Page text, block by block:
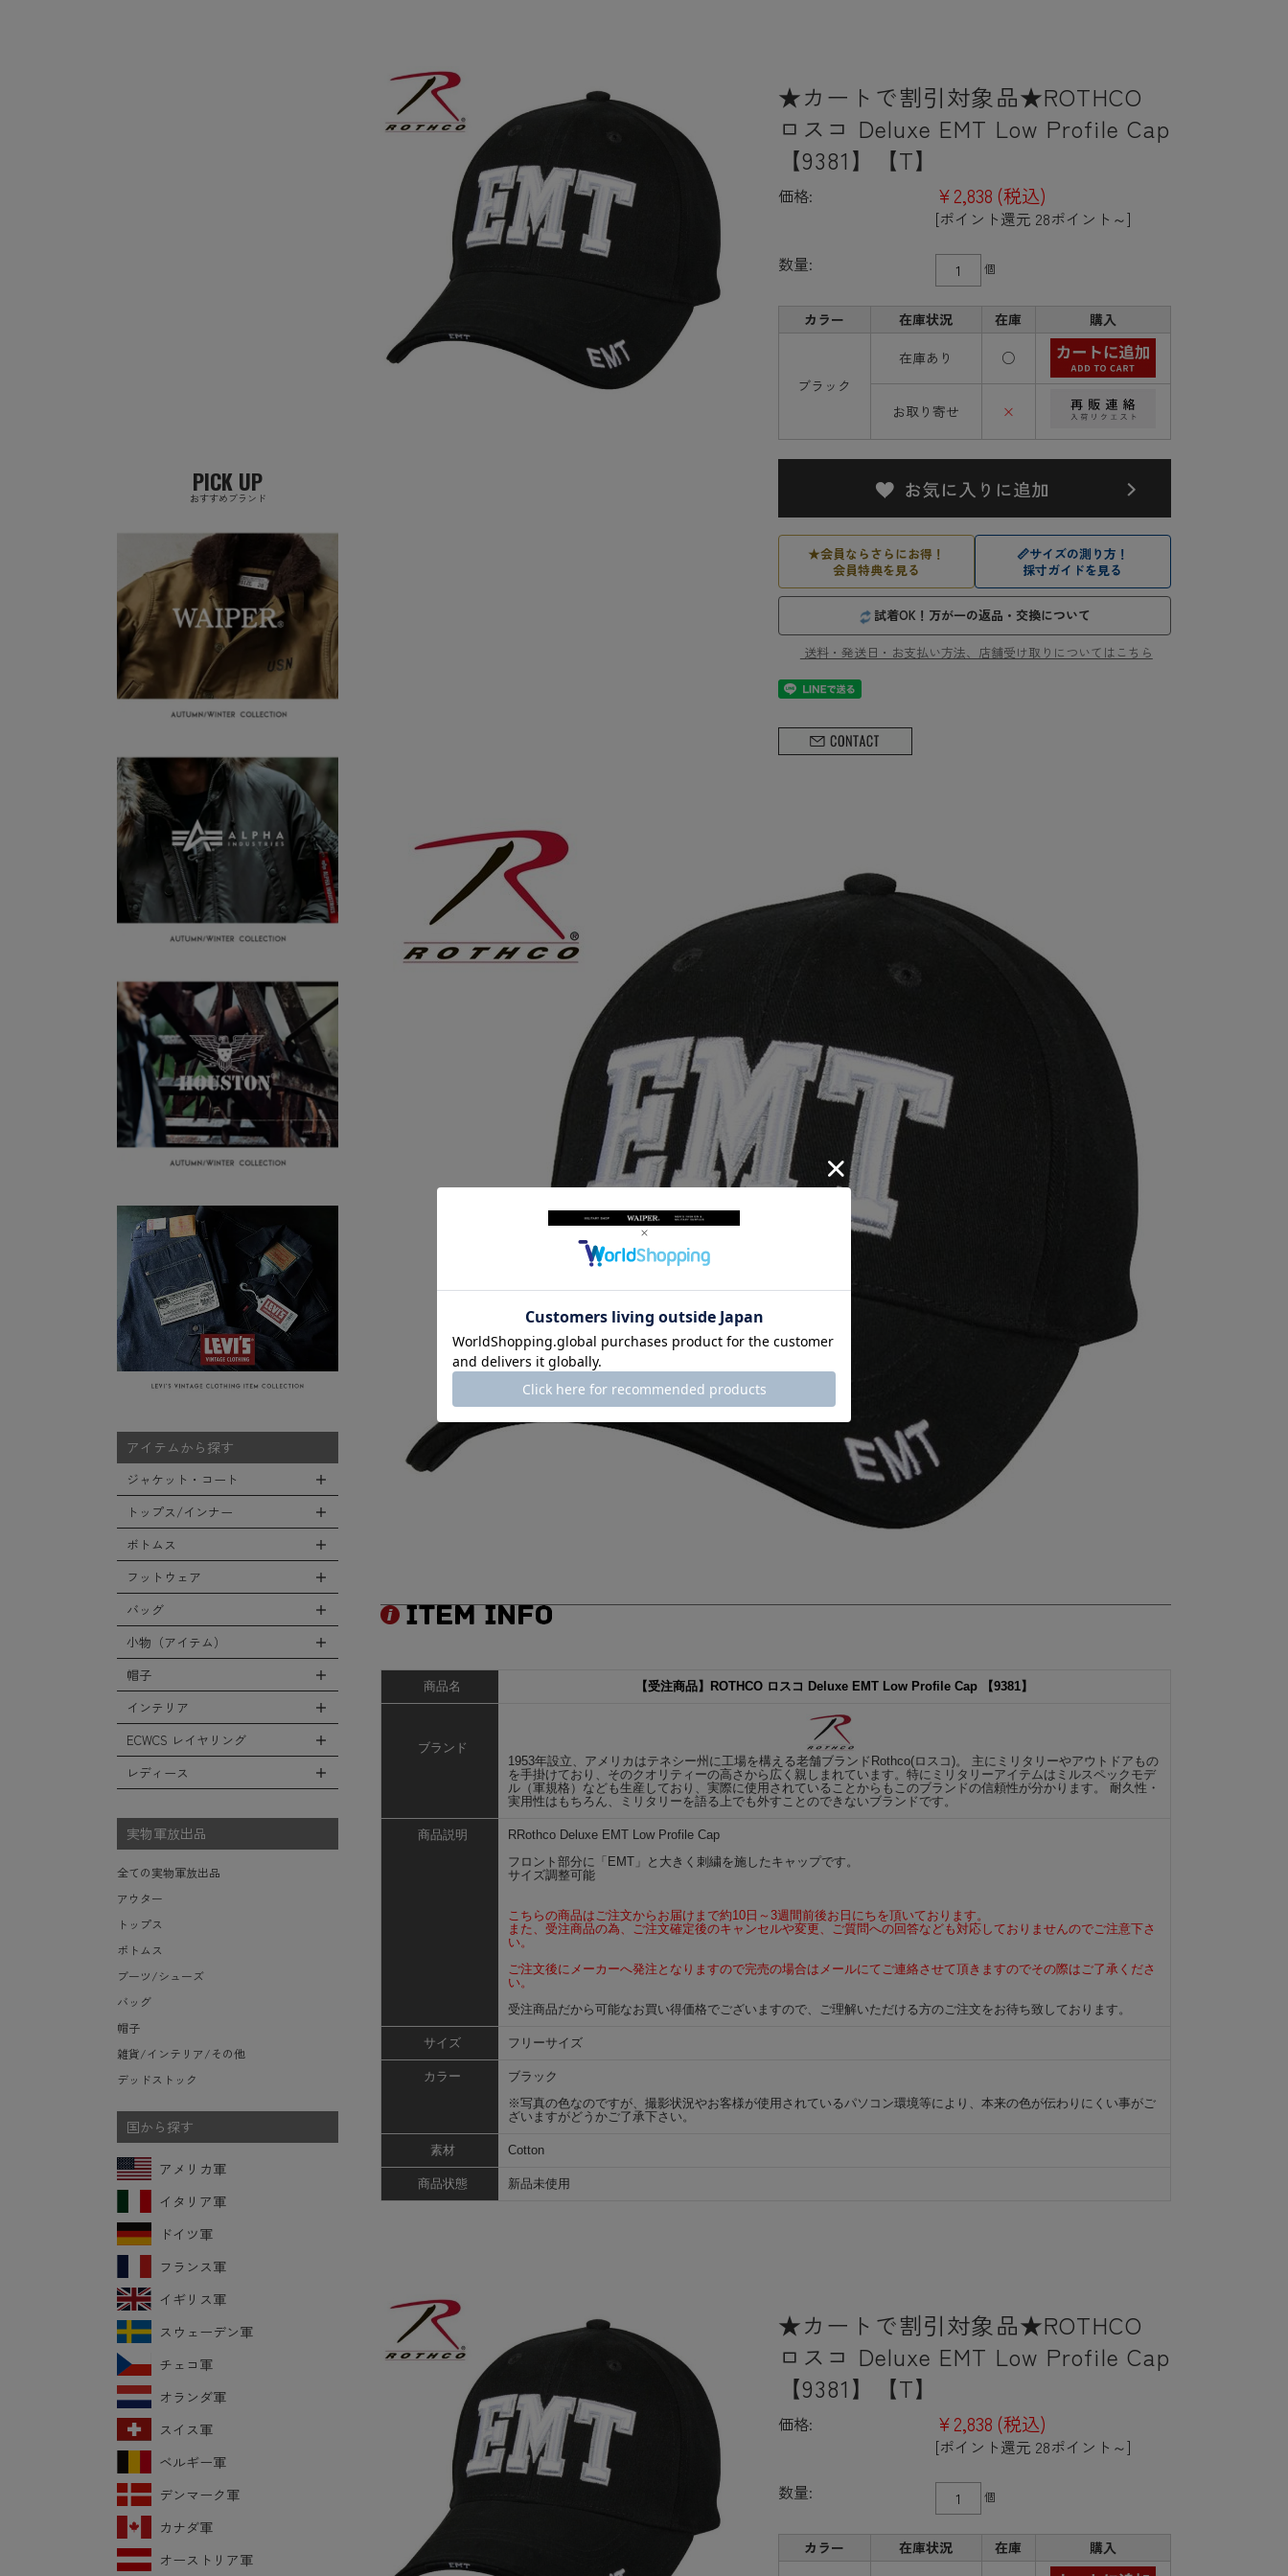
★カートで割引対象品★ROTHCO
ロスコ Deluxe EMT Low Profile Cap
【9381】【T】
価格: ¥2,838 (税込)
[ポイント還元 28ポイント～]
数量:
個
カラー 在庫状況 在庫 購入
ブラック
在庫あり ○
お取り寄せ ×
★会員ならさらにお得！
会員特典を見る
📏サイズの測り方！
採寸ガイドを見る
試着OK！万が一の返品・交換について
送料・発送日・お支払い方法、店舗受け取りについてはこちら
商品名 【受注商品】ROTHCO ロスコ Deluxe EMT Low Profile Cap 【9381】
ブランド
1953年設立、アメリカはテネシー州に工場を構える老舗ブランドRothco(ロスコ)。 主にミリタリーやアウトドアもの
を手掛けており、そのクオリティーの高さから広く親しまれています。特にミリタリーアイテムはミルスペックモデ
ル（軍規格）なども生産しており、実際に使用されていることからもこのブランドの信頼性が分かります。 耐久性・
実用性はもちろん、ミリタリーを語る上でも外すことのできないブランドです。
商品説明
RRothco Deluxe EMT Low Profile Cap
フロント部分に「EMT」と大きく刺繍を施したキャップです。
サイズ調整可能
こちらの商品はご注文からお届けまで約10日～3週間前後お日にちを頂いております。
また、受注商品の為、ご注文確定後のキャンセルや変更、ご質問への回答なども対応しておりませんのでご注意下さ
い。
ご注文後にメーカーへ発注となりますので完売の場合はメールにてご連絡させて頂きますのでその際はご了承くださ
い。
受注商品だから可能なお買い得価格でございますので、ご理解いただける方のご注文をお待ち致しております。
サイズ フリーサイズ
カラー
ブラック
※写真の色なのですが、撮影状況やお客様が使用されているパソコン環境等により、本来の色が伝わりにくい事がご
ざいますがどうかご了承下さい。
素材 Cotton
商品状態 新品未使用
★カートで割引対象品★ROTHCO
ロスコ Deluxe EMT Low Profile Cap
【9381】【T】
価格: ¥2,838 (税込)
[ポイント還元 28ポイント～]
数量:
個
カラー 在庫状況 在庫 購入
PICK UP
おすすめブランド
アイテムから探す
ジャケット・コート
全てのジャケット・コート
LEVEL7
フライトジャケット
M-65ジャケット
タンカースジャケット
コート
フリースジャケット
レザーアウター
ジャケットライナー
モッズコート
トップス/インナー
全てのトップス/インナー
Tシャツ
シャツ
スウェット/パーカー
セーター/カーディガン
ベスト
タンクトップ
ボトムス
全てのボトムス
カーゴパンツ
デニムパンツ
チノ，ワークパンツ
ファティーグパンツ
ナイロンパンツ
スウェットパンツ
ショートパンツ
アンダー（下着）
フットウェア
全てのフットウェア
ブーツ
シューズ・スニーカー
サンダル
レインシューズ・ブーツ
ソックス/靴下
バッグ
全てのバッグ
リュックサック
ショルダーバッグ
ヘルメットバッグ
トートバッグ
ダッフルバッグ
ボストンバッグ
ポーチ/ケース/etc
スーツケース/キャリーバッグ
ビジネスバッグ
小物（アイテム）
全ての小物（アイテム）
グローブ（手袋）
防寒物（ネックウォーマーetc）
傘/ポンチョ
ミリタリーウォッチ
サングラス・ゴーグル
帽子
全ての帽子
キャップ
ハット
ニット帽（ビーニー）
ベレー帽
ハンチング
キャスケット
その他
インテリア
全てのインテリア
デスク、椅子、家具
ボックス/ガソリン缶/etc
生地・テントシェル
ECWCS レイヤリング
全てのECWCS
ミッドベースレイヤー Level.2
ウィンドレイヤー Level.4
ソフトシェルレイヤー Level.5
ハードシェルレイヤー Level.6
アウターレイヤー Level.7
レディース
実物軍放出品
全ての実物軍放出品
アウター
トップス
ボトムス
ブーツ/シューズ
バッグ
帽子
雑貨/インテリア/その他
デッドストック
国から探す
アメリカ軍
イタリア軍
ドイツ軍
フランス軍
イギリス軍
スウェーデン軍
チェコ軍
オランダ軍
スイス軍
ベルギー軍
デンマーク軍
カナダ軍
オーストリア軍